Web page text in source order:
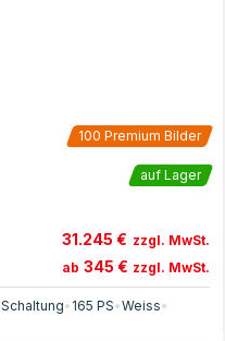
100 Premium Bilder
auf Lager
31.245 € zzgl. MwSt.
ab 345 € zzgl. MwSt.
Schaltung• 165 PS•Weiss•